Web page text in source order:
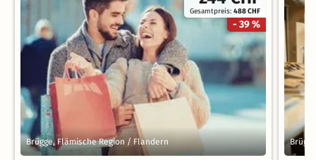
Gesamtpreis:488 CHF
- 39 %
Brügge, Flämische Region / Flandern